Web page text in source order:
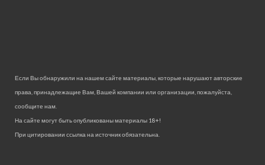
Если Вы обнаружили на нашем сайте материалы, которые нарушают авторские
права, принадлежащие Вам, Вашей компании или организации, пожалуйста,
сообщите нам.
На сайте могут быть опубликованы материалы 18+!
При цитировании ссылка на источник обязательна.